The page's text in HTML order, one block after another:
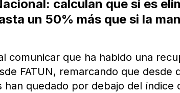
calculan que si es
un 50% más que si la
comunicar que ha habido una
FATUN, remarcando que desde
han quedado por debajo del índice